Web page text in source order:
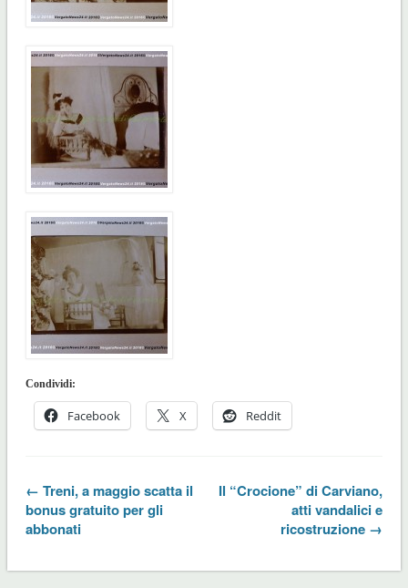
Condividi:
Facebook X Reddit
← Treni, a maggio scatta il
bonus gratuito per gli
abbonati
Il “Crocione” di Carviano,
atti vandalici e
ricostruzione →